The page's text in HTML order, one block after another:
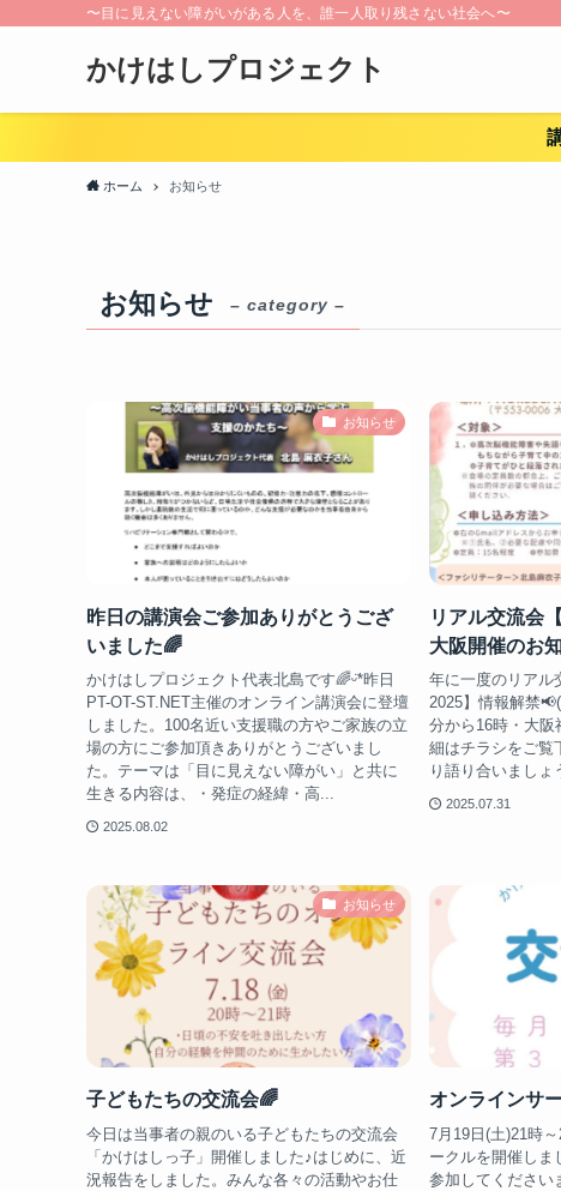
〜目に見えない障がいがある人を、誰一人取り残さない社会へ〜
かけはしプロジェクト
ホーム お知らせ
お知らせ – category –
お知らせ
昨日の講演会ご参加ありがとうござ
いました🌈
かけはしプロジェクト代表北島です🌈ᵕ̈*昨日
PT-OT-ST.NET主催のオンライン講演会に登壇
しました。100名近い支援職の方やご家族の立
場の方にご参加頂きありがとうございまし
た。テーマは「目に見えない障がい」と共に
生きる内容は、・発症の経緯・高...
2025.08.02
リアル交流会
大阪開催のお
年に一度のリアル
2025】情報解禁
分から16時・大阪
細はチラシをご覧
り語り合いまし
2025.07.31
お知らせ
子どもたちの交流会🌈
今日は当事者の親のいる子どもたちの交流会
「かけはしっ子」開催しました♪はじめに、近
況報告をしました。みんな各々の活動やお仕
オンラインサ
7月19日(土)21時
ークルを開催しま
参加してください